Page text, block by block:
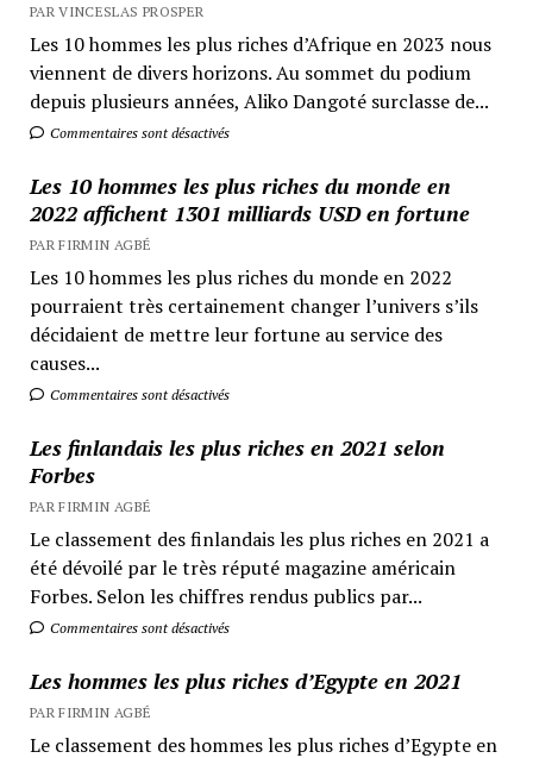
PAR VINCESLAS PROSPER
Les 10 hommes les plus riches d’Afrique en 2023 nous
viennent de divers horizons. Au sommet du podium
depuis plusieurs années, Aliko Dangoté surclasse de...
Commentaires sont désactivés
Les 10 hommes les plus riches du monde en
2022 affichent 1301 milliards USD en fortune
PAR FIRMIN AGBÉ
Les 10 hommes les plus riches du monde en 2022
pourraient très certainement changer l’univers s’ils
décidaient de mettre leur fortune au service des
causes...
Commentaires sont désactivés
Les finlandais les plus riches en 2021 selon
Forbes
PAR FIRMIN AGBÉ
Le classement des finlandais les plus riches en 2021 a
été dévoilé par le très réputé magazine américain
Forbes. Selon les chiffres rendus publics par...
Commentaires sont désactivés
Les hommes les plus riches d’Egypte en 2021
PAR FIRMIN AGBÉ
Le classement des hommes les plus riches d’Egypte en